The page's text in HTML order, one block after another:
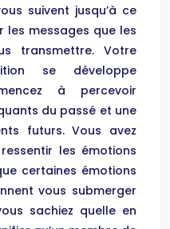
suivent jusqu’à ce
les messages que les
transmettre. Votre
se développe
à percevoir
du passé et une
futurs. Vous avez
les émotions
certaines émotions
vous submerger
sachiez quelle en